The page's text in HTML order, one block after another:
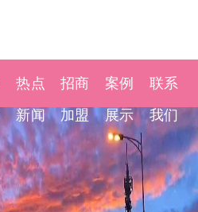
热点
新闻
招商
加盟
案例
展示
联系
我们